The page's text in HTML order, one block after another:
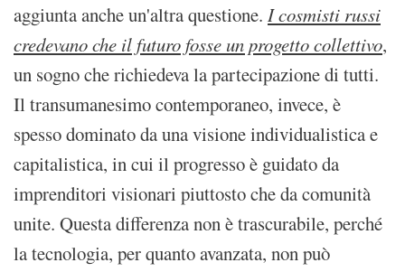
aggiunta anche un'altra questione. I cosmisti russi
credevano che il futuro fosse un progetto collettivo,
un sogno che richiedeva la partecipazione di tutti.
Il transumanesimo contemporaneo, invece, è
spesso dominato da una visione individualistica e
capitalistica, in cui il progresso è guidato da
imprenditori visionari piuttosto che da comunità
unite. Questa differenza non è trascurabile, perché
la tecnologia, per quanto avanzata, non può